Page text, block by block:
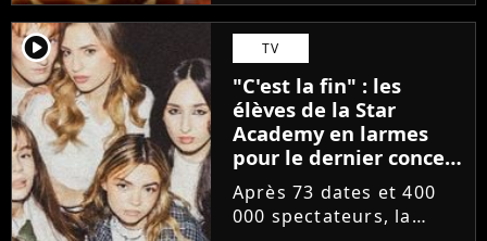
professeurs après les
départs annoncés de
Michael Goldman, Lucie
Bernardoni et Marlène
Schaff. La...
player2 TV
"C'est la fin" : les
élèves de la Star
Academy en larmes
pour le dernier concert
de la tournée
Après 73 dates et 400
000 spectateurs, la